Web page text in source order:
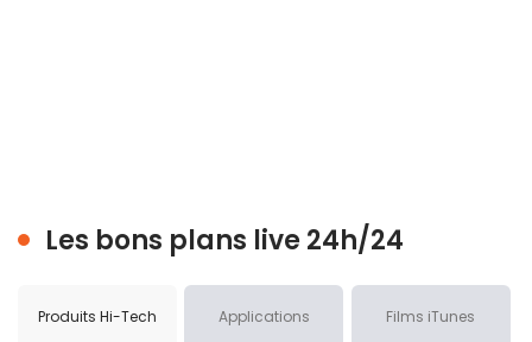
Les bons plans live 24h/24
Produits Hi-Tech Applications Films iTunes